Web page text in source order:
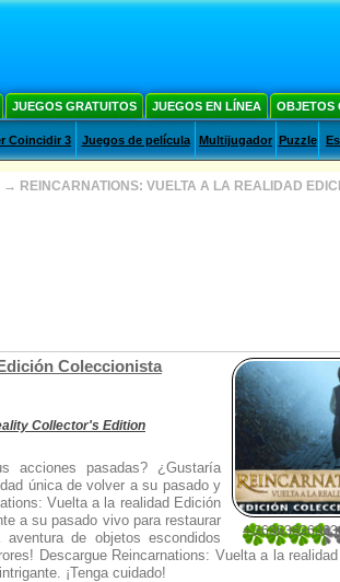
JUEGOS GRATUITOS JUEGOS EN LÍNEA OBJETOS
Coincidir 3 Juegos de película Multijugador Puzzle
→ REINCARNATIONS: VUELTA A LA REALIDAD
11
Coleccionista
Collector's Edition
acciones pasadas? ¿Gustaría
única de volver a su pasado y
Vuelta a la realidad Edición
a su pasado vivo para restaurar
de objetos escondidos
Descargue Reincarnations: Vuelta a la
¡Tenga cuidado!